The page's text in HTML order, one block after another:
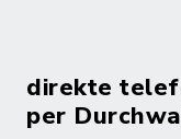
direkte
per